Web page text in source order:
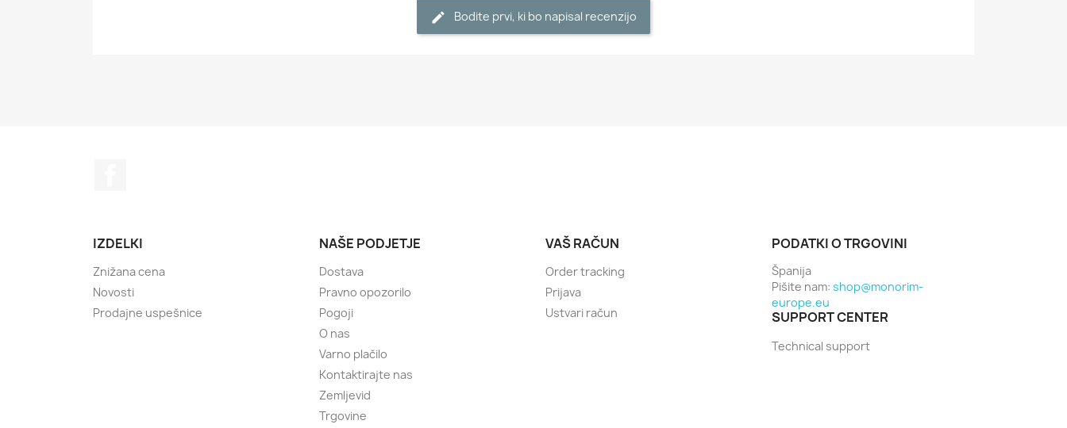
Bodite prvi, ki bo napisal recenzijo
IZDELKI
Znižana cena
Novosti
Prodajne uspešnice
NAŠE PODJETJE
Dostava
Pravno opozorilo
Pogoji
O nas
Varno plačilo
Kontaktirajte nas
Zemljevid
Trgovine
VAŠ RAČUN
Order tracking
Prijava
Ustvari račun
PODATKI O TRGOVINI
Španija
Pišite nam: shop@monorim-
europe.eu
SUPPORT CENTER
Technical support